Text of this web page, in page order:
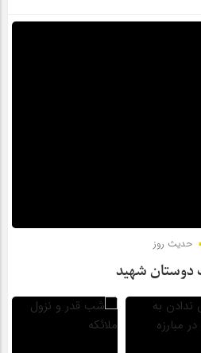
حدیث روز
شهید